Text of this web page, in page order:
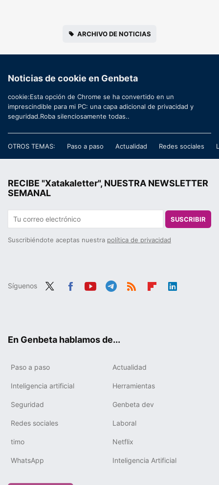
ARCHIVO DE NOTICIAS
Noticias de cookie en Genbeta
cookie:Esta opción de Chrome se ha convertido en un
imprescindible para mi PC: una capa adicional de privacidad y
seguridad.Roba silenciosamente todas..
OTROS TEMAS: Paso a paso Actualidad Redes sociales
RECIBE "Xatakaletter", NUESTRA NEWSLETTER
SEMANAL
SUSCRIBIR
Suscribiéndote aceptas nuestra política de privacidad
Síguenos
En Genbeta hablamos de...
Paso a paso Actualidad
Inteligencia artificial Herramientas
Seguridad Genbeta dev
Redes sociales Laboral
timo Netflix
WhatsApp Inteligencia Artificial